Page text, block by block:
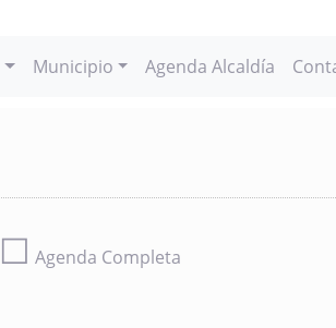
Municipio Agenda Alcaldía
☐ Agenda Completa